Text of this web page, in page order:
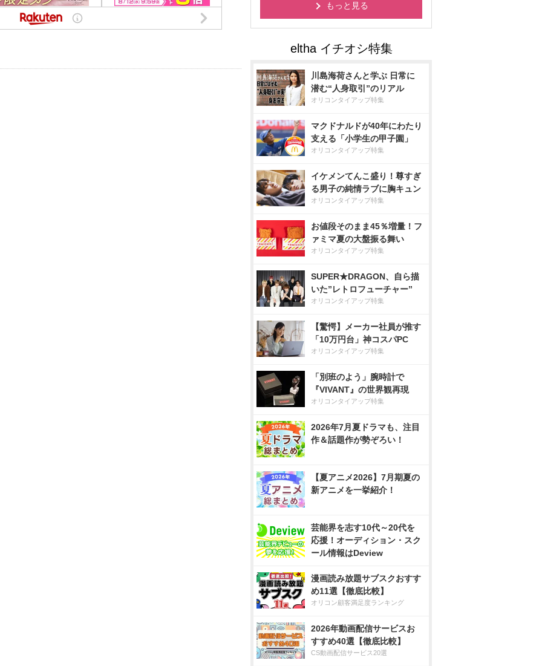
もっと見る
川島海荷さんと学ぶ 日常に
潜む“人身取引”のリアル
オリコンタイアップ特集
マクドナルドが40年にわたり
支える「小学生の甲子園」
オリコンタイアップ特集
イケメンてんこ盛り！尊すぎ
る男子の純情ラブに胸キュン
オリコンタイアップ特集
お値段そのまま45％増量！フ
ァミマ夏の大盤振る舞い
オリコンタイアップ特集
SUPER★DRAGON、自ら描
いた”レトロフューチャー”
オリコンタイアップ特集
【驚愕】メーカー社員が推す
「10万円台」神コスパPC
オリコンタイアップ特集
「別班のよう」腕時計で
『VIVANT』の世界観再現
オリコンタイアップ特集
2026年7月夏ドラマも、注目
作＆話題作が勢ぞろい！
【夏アニメ2026】7月期夏の
新アニメを一挙紹介！
芸能界を志す10代～20代を
応援！オーディション・スク
ール情報はDeview
漫画読み放題サブスクおすす
め11選【徹底比較】
オリコン顧客満足度ランキング
2026年動画配信サービスお
すすめ40選【徹底比較】
CS動画配信サービス20選